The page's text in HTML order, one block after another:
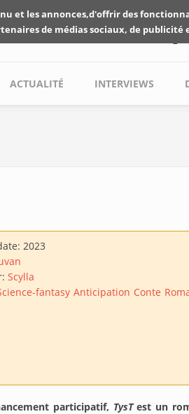
Les
ACTUALITÉ INTERVIEWS
2023
Scylla
fantasy Anticipation Conte
participatif, TysTest un
et les annonces,d'offrir des
de médias sociaux, de publicité